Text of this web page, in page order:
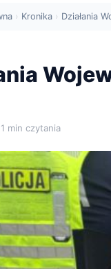
› Kronika › Działania
1 min czytania